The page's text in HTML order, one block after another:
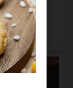
Orange,